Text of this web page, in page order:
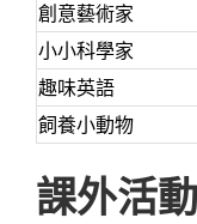
創意藝術家
小小科學家
趣味英語
飼養小動物
課外活